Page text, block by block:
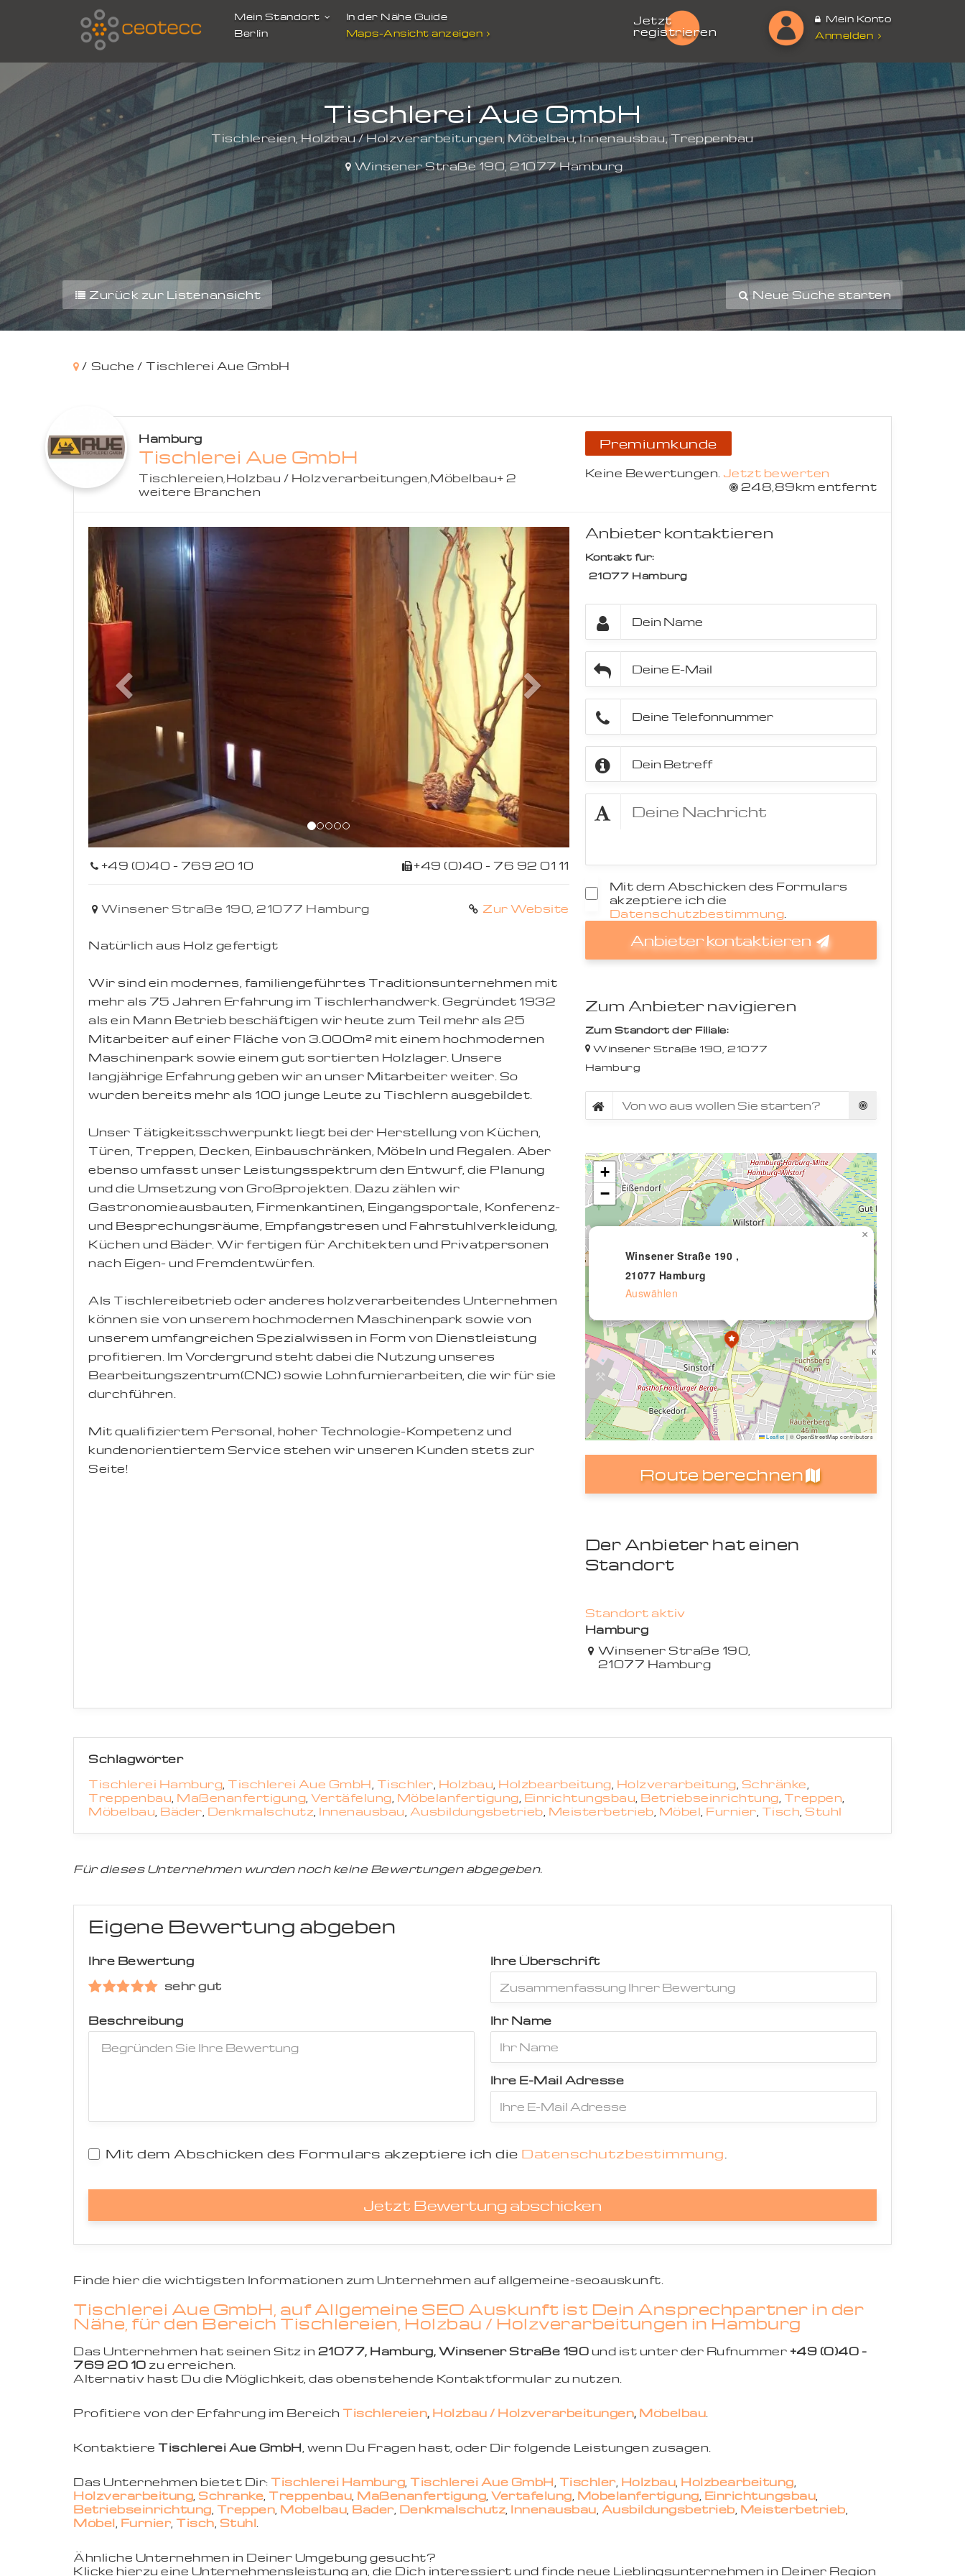
Mein Standort
Berlin
In der Nähe Guide
Maps-Ansicht anzeigen
Jetzt
registrieren
Mein Konto
Anmelden
Tischlerei Aue GmbH
Tischlereien, Holzbau / Holzverarbeitungen, Möbelbau, Innenausbau, Treppenbau
Winsener Straße 190,21077Hamburg
Zurück zur Listenansicht Neue Suche starten
/ Suche / Tischlerei Aue GmbH
Hamburg
Tischlerei Aue GmbH
Tischlereien,Holzbau / Holzverarbeitungen,Möbelbau+ 2
weitere Branchen
Premiumkunde
Keine Bewertungen. Jetzt bewerten
248,89km entfernt
Previous Next
+49 (0)40 - 769 20 10 +49 (0)40 - 76 92 01 11
Winsener Straße 190, 21077 Hamburg Zur Website
Natürlich aus Holz gefertigt
Wir sind ein modernes, familiengeführtes Traditionsunternehmen mit
mehr als 75 Jahren Erfahrung im Tischlerhandwerk. Gegründet 1932
als ein Mann Betrieb beschäftigen wir heute zum Teil mehr als 25
Mitarbeiter auf einer Fläche von 3.000m² mit einem hochmodernen
Maschinenpark sowie einem gut sortierten Holzlager. Unsere
langjährige Erfahrung geben wir an unser Mitarbeiter weiter. So
wurden bereits mehr als 100 junge Leute zu Tischlern ausgebildet.
Unser Tätigkeitsschwerpunkt liegt bei der Herstellung von Küchen,
Türen, Treppen, Decken, Einbauschränken, Möbeln und Regalen. Aber
ebenso umfasst unser Leistungsspektrum den Entwurf, die Planung
und die Umsetzung von Großprojekten. Dazu zählen wir
Gastronomieausbauten, Firmenkantinen, Eingangsportale, Konferenz-
und Besprechungsräume, Empfangstresen und Fahrstuhlverkleidung,
Küchen und Bäder. Wir fertigen für Architekten und Privatpersonen
nach Eigen- und Fremdentwürfen.
Als Tischlereibetrieb oder anderes holzverarbeitendes Unternehmen
können sie von unserem hochmodernen Maschinenpark sowie von
unserem umfangreichen Spezialwissen in Form von Dienstleistung
profitieren. Im Vordergrund steht dabei die Nutzung unseres
Bearbeitungszentrum(CNC) sowie Lohnfurnierarbeiten, die wir für sie
durchführen.
Mit qualifiziertem Personal, hoher Technologie-Kompetenz und
kundenorientiertem Service stehen wir unseren Kunden stets zur
Seite!
Anbieter kontaktieren
Kontakt für:
21077 Hamburg
Mit dem Abschicken des Formulars
akzeptiere ich die
Datenschutzbestimmung.
Anbieter kontaktieren
Zum Anbieter navigieren
Zum Standort der Filiale:
Winsener Straße 190, 21077
Hamburg
Winsener Straße 190 ,
21077 Hamburg
Auswählen
×
+
−
Leaflet | © OpenStreetMap contributors
Route berechnen
Der Anbieter hat einen
Standort
Standort aktiv
Hamburg
Winsener Straße 190,
21077 Hamburg
Schlagwörter
Tischlerei Hamburg, Tischlerei Aue GmbH, Tischler, Holzbau, Holzbearbeitung, Holzverarbeitung, Schränke,
Treppenbau, Maßenanfertigung, Vertäfelung, Möbelanfertigung, Einrichtungsbau, Betriebseinrichtung, Treppen,
Möbelbau, Bäder, Denkmalschutz, Innenausbau, Ausbildungsbetrieb, Meisterbetrieb, Möbel, Furnier, Tisch, Stuhl
Für dieses Unternehmen wurden noch keine Bewertungen abgegeben.
Eigene Bewertung abgeben
Ihre Bewertung
sehr gut
Ihre Überschrift
Ihr Name
Ihre E-Mail Adresse
Beschreibung
Mit dem Abschicken des Formulars akzeptiere ich die Datenschutzbestimmung
Jetzt Bewertung abschicken
Finde hier die wichtigsten Informationen zum Unternehmen auf allgemeine-seoauskunft.
Tischlerei Aue GmbH, auf Allgemeine SEO Auskunft ist Dein Ansprechpartner in der
Nähe, für den Bereich Tischlereien, Holzbau / Holzverarbeitungen in Hamburg
Das Unternehmen hat seinen Sitz in 21077, Hamburg, Winsener Straße 190 und ist unter der Rufnummer +49 (0)40 -
769 20 10 zu erreichen.
Alternativ hast Du die Möglichkeit, das obenstehende Kontaktformular zu nutzen.
Profitiere von der Erfahrung im Bereich Tischlereien, Holzbau / Holzverarbeitungen, Möbelbau.
Kontaktiere Tischlerei Aue GmbH, wenn Du Fragen hast, oder Dir folgende Leistungen zusagen.
Das Unternehmen bietet Dir: Tischlerei Hamburg, Tischlerei Aue GmbH, Tischler, Holzbau, Holzbearbeitung,
Holzverarbeitung, Schränke, Treppenbau, Maßenanfertigung, Vertäfelung, Möbelanfertigung, Einrichtungsbau,
Betriebseinrichtung, Treppen, Möbelbau, Bäder, Denkmalschutz, Innenausbau, Ausbildungsbetrieb, Meisterbetrieb,
Möbel, Furnier, Tisch, Stuhl.
Ähnliche Unternehmen in Deiner Umgebung gesucht?
Klicke hierzu eine Unternehmensleistung an, die Dich interessiert und finde neue Lieblingsunternehmen in Deiner Region